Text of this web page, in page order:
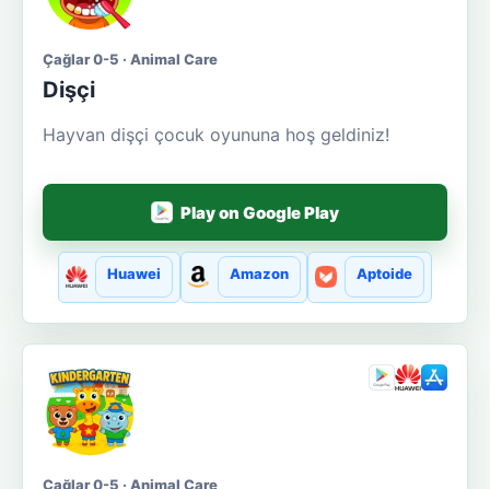
Çağlar 0-5 · Animal Care
Dişçi
Hayvan dişçi çocuk oyununa hoş geldiniz!
Play on Google Play
Huawei Amazon Aptoide
Çağlar 0-5 · Animal Care